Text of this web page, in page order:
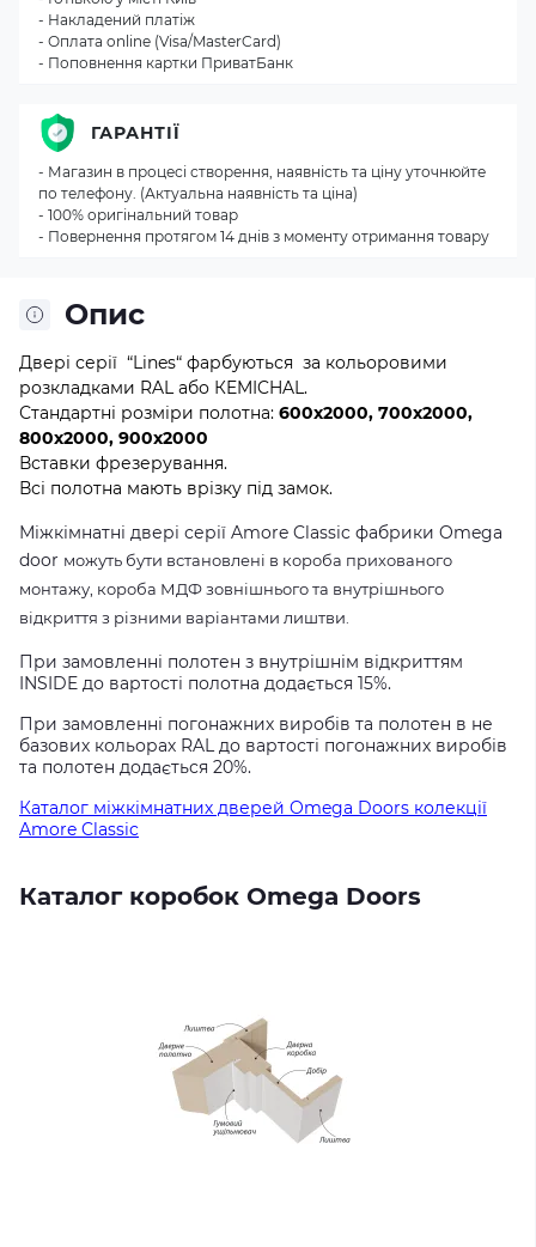
Опис
Двері серії “Lines“ фарбуються за кольоровими
розкладками RAL або КEMICHAL.
Стандартні розміри полотна: 600x2000, 700x2000,
800x2000, 900x2000
Вставки фрезерування.
Всі полотна мають врізку під замок.
Міжкімнатні двері серії Amore Classic фабрики Omega
door можуть бути встановлені в короба прихованого
монтажу, короба МДФ зовнішнього та внутрішнього
відкриття з різними варіантами лиштви.
При замовленні полотен з внутрішнім відкриттям
INSIDE до вартості полотна додається 15%.
При замовленні погонажних виробів та полотен в не
базових кольорах RAL до вартості погонажних виробів
та полотен додається 20%.
Каталог міжкімнатних дверей Omega Doors колекції
Amore Classic
Каталог коробок Omega Doors
- Накладений платіж
- Оплата online (Visa/MasterCard)
- Поповнення картки ПриватБанк
ГАРАНТІЇ
- Магазин в процесі створення, наявність та ціну уточнюйте
по телефону. (Актуальна наявність та ціна)
- 100% оригінальний товар
- Повернення протягом 14 днів з моменту отримання товару